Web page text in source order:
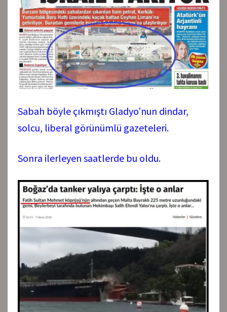
Sabah böyle çıkmıştı Gladyo’nun dindar,
solcu, liberal görünümlü gazeteleri.
Sonra ilerleyen saatlerde bu oldu.